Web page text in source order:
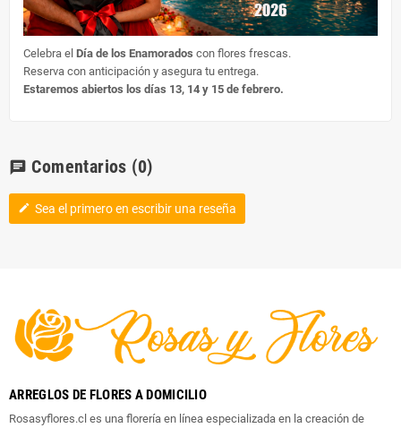
Celebra el Día de los Enamorados con flores frescas.
Reserva con anticipación y asegura tu entrega.
Estaremos abiertos los días 13, 14 y 15 de febrero.
chat Comentarios (0)
edit Sea el primero en escribir una reseña
ARREGLOS DE FLORES A DOMICILIO
Rosasyflores.cl es una florería en línea especializada en la creación de